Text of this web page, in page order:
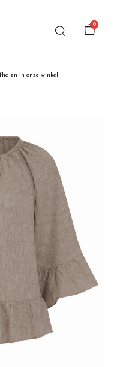
0
in onze winkel